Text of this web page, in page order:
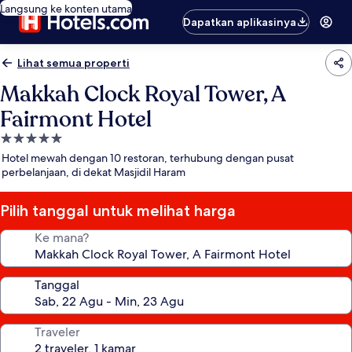
Langsung ke konten utama
Dapatkan aplikasinya
Lihat semua properti
Makkah Clock Royal Tower, A
Fairmont Hotel
Properti
bintang
5.0
Hotel mewah dengan 10 restoran, terhubung dengan pusat
perbelanjaan, di dekat Masjidil Haram
Pilih tanggal untuk melihat harga
Ke mana?
Tanggal
Traveler